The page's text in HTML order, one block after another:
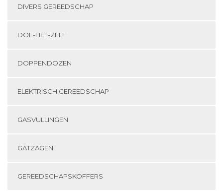
DIVERS GEREEDSCHAP
DOE-HET-ZELF
DOPPENDOZEN
ELEKTRISCH GEREEDSCHAP
GASVULLINGEN
GATZAGEN
GEREEDSCHAPSKOFFERS